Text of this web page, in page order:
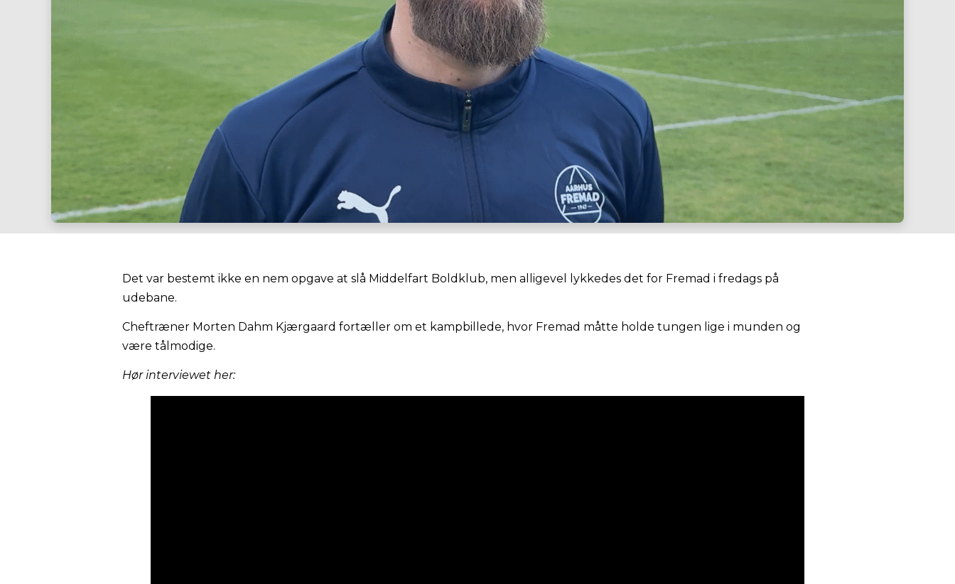
Det var bestemt ikke en nem opgave at slå Middelfart Boldklub, men alligevel lykkedes det for Fremad i fredags på
udebane.
Cheftræner Morten Dahm Kjærgaard fortæller om et kampbillede, hvor Fremad måtte holde tungen lige i munden og
være tålmodige.
Hør interviewet her: